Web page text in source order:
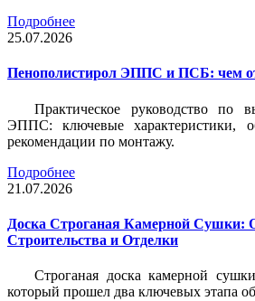
Подробнее
25.07.2026
Пенополистирол ЭППС и ПСБ: чем
Практическое руководство
ЭППС: ключевые характеристики,
рекомендации по монтажу.
Подробнее
21.07.2026
Доска Строганая Камерной Сушки:
Строительства и Отделки
Строганая доска камерной
который прошел два ключевых этапа